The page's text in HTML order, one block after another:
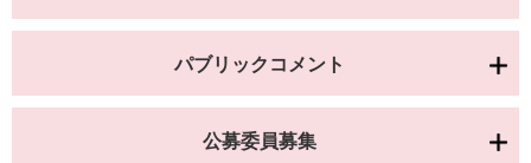
パブリックコメント
公募委員募集